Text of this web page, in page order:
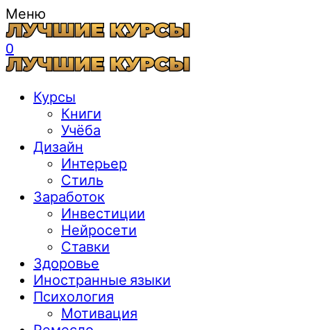
Меню
0
Курсы
Книги
Учёба
Дизайн
Интерьер
Стиль
Заработок
Инвестиции
Нейросети
Ставки
Здоровье
Иностранные языки
Психология
Мотивация